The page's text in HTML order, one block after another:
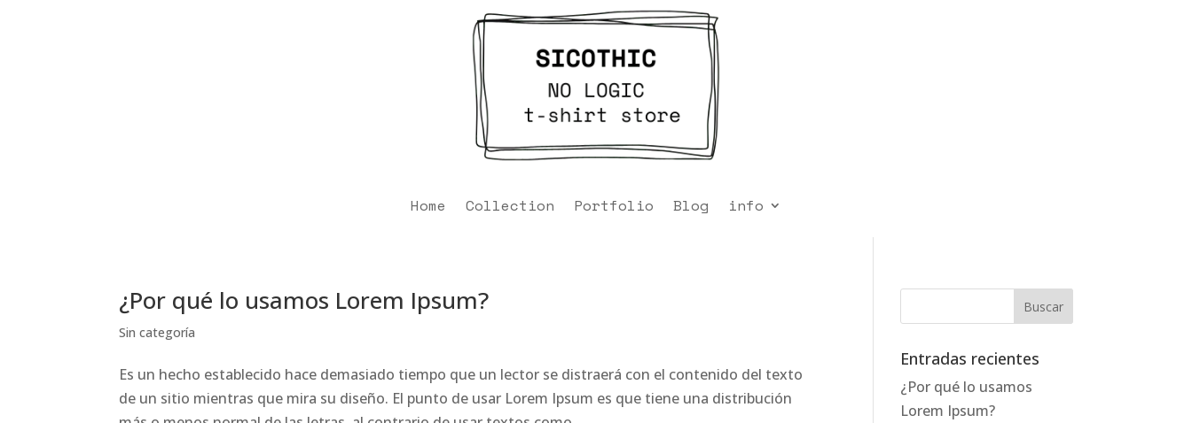
Home Collection Portfolio Blog info
¿Por qué lo usamos Lorem Ipsum?
Sin categoría
Es un hecho establecido hace demasiado tiempo que un lector se distraerá con el contenido del texto
de un sitio mientras que mira su diseño. El punto de usar Lorem Ipsum es que tiene una distribución
Entradas recientes
¿Por qué lo usamos
Lorem Ipsum?